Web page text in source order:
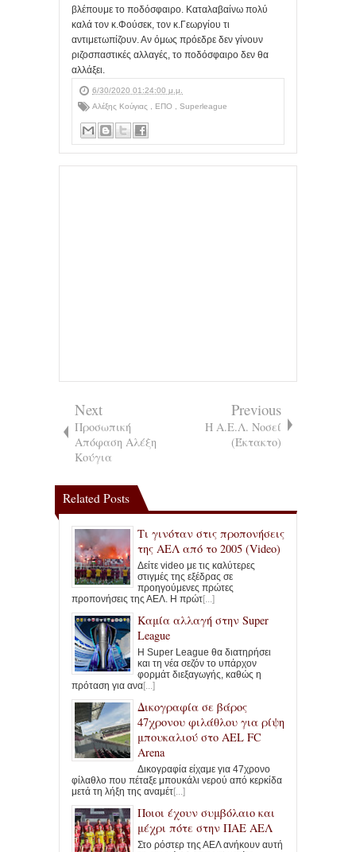
βλέπουμε το ποδόσφαιρο. Καταλαβαίνω πολύ
καλά τον κ.Φούσεκ, τον κ.Γεωργίου τι
αντιμετωπίζουν. Αν όμως πρόεδρε δεν γίνουν
ριζοσπαστικές αλλαγές, το ποδόσφαιρο δεν θα
αλλάξει.
6/30/2020 01:24:00 μ.μ.
Αλέξης Κούγιας , ΕΠΟ , Superleague
Next
Προσωπική
Απόφαση Αλέξη
Κούγια
Previous
Η Α.Ε.Λ. Νοσεί
(Έκτακτο)
Related Posts
Τι γινόταν στις προπονήσεις
της ΑΕΛ από το 2005 (Video)
Δείτε video με τις καλύτερες
στιγμές της εξέδρας σε
προηγούμενες πρώτες
προπονήσεις της ΑΕΛ. Η πρώτ[...]
Καμία αλλαγή στην Super
League
Η Super League θα διατηρήσει
και τη νέα σεζόν το υπάρχον
φορμάτ διεξαγωγής, καθώς η
πρόταση για ανα[...]
Δικογραφία σε βάρος
47χρονου φιλάθλου για ρίψη
μπουκαλιού στο AEL FC
Arena
Δικογραφία είχαμε για 47χρονο
φίλαθλο που πέταξε μπουκάλι νερού από κερκίδα
μετά τη λήξη της αναμέτ[...]
Ποιοι έχουν συμβόλαιο και
μέχρι πότε στην ΠΑΕ ΑΕΛ
Στο ρόστερ της ΑΕΛ ανήκουν αυτή